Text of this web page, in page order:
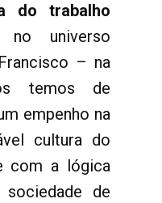
do trabalho
no universo
– na
temos de
empenho na
cultura do
com a lógica
de